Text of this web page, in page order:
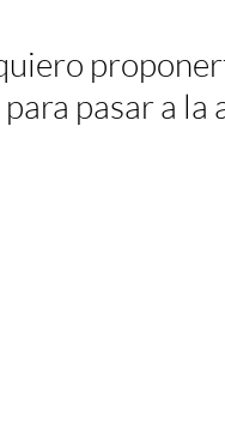
pasar a la